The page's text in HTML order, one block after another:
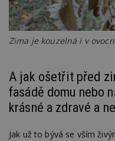
Zima je kouzelná i v
A jak ošetřit před
fasádě domu nebo
krásné a zdravé a
Jak už to bývá se vším